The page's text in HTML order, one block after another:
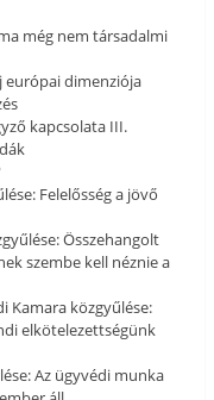
még nem társadalmi
európai dimenziója
kapcsolata III.
Felelősség a jövő
Összehangolt
szembe kell néznie a
Kamara közgyűlése:
elkötelezettségünk
Az ügyvédi munka